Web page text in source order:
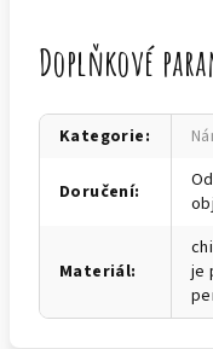
Doplňkové
Kategorie:
Doručení:
Materiál:
je